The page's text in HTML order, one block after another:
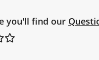
you'll find our